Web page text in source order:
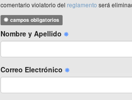
comentario violatorio del reglamento será
campos obligatorios
Nombre y Apellido
Correo Electrónico